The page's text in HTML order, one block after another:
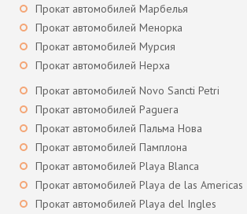
Прокат автомобилей Марбелья
Прокат автомобилей Менорка
Прокат автомобилей Мурсия
Прокат автомобилей Нерха
Прокат автомобилей Novo Sancti Petri
Прокат автомобилей Paguera
Прокат автомобилей Пальма Нова
Прокат автомобилей Памплона
Прокат автомобилей Playa Blanca
Прокат автомобилей Playa de las Americas
Прокат автомобилей Playa del Ingles